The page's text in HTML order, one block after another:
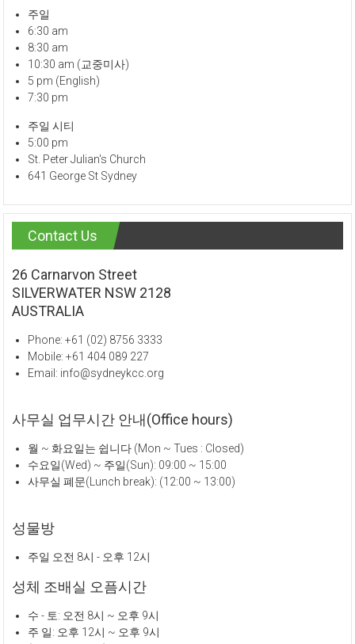
주일
6:30 am
8:30 am
10:30 am (교중미사)
5 pm (English)
7:30 pm
주일 시티
5:00 pm
St. Peter Julian's Church
641 George St Sydney
Contact Us
26 Carnarvon Street
SILVERWATER NSW 2128
AUSTRALIA
Phone: +61 (02) 8756 3333
Mobile: +61 404 089 227
Email: info@sydneykcc.org
사무실 업무시간 안내(Office hours)
월 ~ 화요일는 쉽니다 (Mon ~ Tues : Closed)
수요일(Wed) ~ 주일(Sun): 09:00 ~ 15:00
사무실 폐문(Lunch break): (12:00 ~ 13:00)
성물방
주일 오전 8시 - 오후 12시
성체 조배실 오픔시간
수 - 토: 오전 8시 ~ 오후 9시
주 일: 오후 12시 ~ 오후 9시